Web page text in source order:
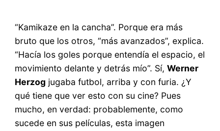
“Kamikaze en la cancha”. Porque era más
bruto que los otros, “más avanzados”, explica.
“Hacía los goles porque entendía el espacio, el
movimiento delante y detrás mío”. Sí,Werner
Herzog jugaba futbol, arriba y con furia. ¿Y
qué tiene que ver esto con su cine? Pues
mucho, en verdad: probablemente, como
sucede en sus películas, esta imagen